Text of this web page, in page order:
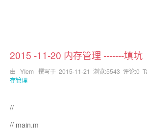
2015 -11-20 内存管理 -------填坑
由 YIem 撰写于 2015-11-21 浏览:5543 评论:0
存管理
//
// main.m